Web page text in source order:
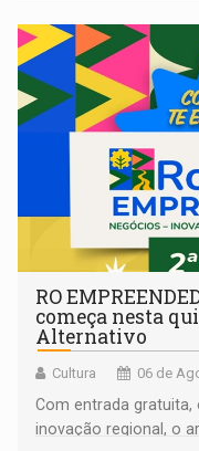
RO
começa nesta
Alternativo
Cultura 06 de
Com entrada
inovação regional, o